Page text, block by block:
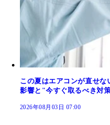
この夏はエアコンが直せ
影響と"今すぐ取るべき対
2026年08月03日 07:00